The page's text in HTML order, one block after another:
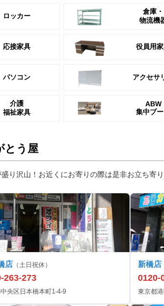
ロッカー
倉庫・
物流機
応接家具 役員用
パソコン アクセサ
介護
福祉家具
ABW
集中ブ
とう屋
り沢山！お近くにお寄りの際は是非お立ち寄り
店 （土日祝休）
263-273
央区日本橋本町1-4-9
新橋店
0120-
東京都